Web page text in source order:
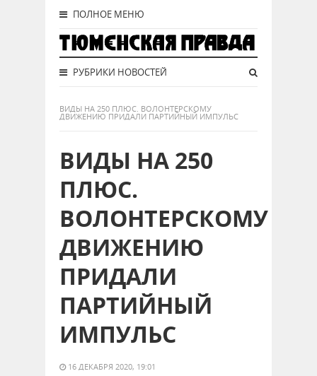
ПОЛНОЕ МЕНЮ
РУБРИКИ НОВОСТЕЙ
ВИДЫ НА 250 ПЛЮС. ВОЛОНТЕРСКОМУ
ДВИЖЕНИЮ ПРИДАЛИ ПАРТИЙНЫЙ ИМПУЛЬС
ВИДЫ НА 250
ПЛЮС.
ВОЛОНТЕРСКОМУ
ДВИЖЕНИЮ
ПРИДАЛИ
ПАРТИЙНЫЙ
ИМПУЛЬС
16 ДЕКАБРЯ 2020, 19:01